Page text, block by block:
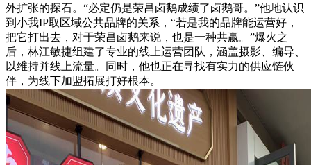
外扩张的探石。“必定仍是荣昌卤鹅成绩了卤鹅哥。”他地认识
到小我IP取区域公共品牌的关系，“若是我的品牌能运营好，
把它打出去，对于荣昌卤鹅来说，也是一种共赢。”爆火之
后，林江敏捷组建了专业的线上运营团队，涵盖摄影、编导、
以维持并线上流量。同时，他也正在寻找有实力的供应链伙
伴，为线下加盟拓展打好根本。